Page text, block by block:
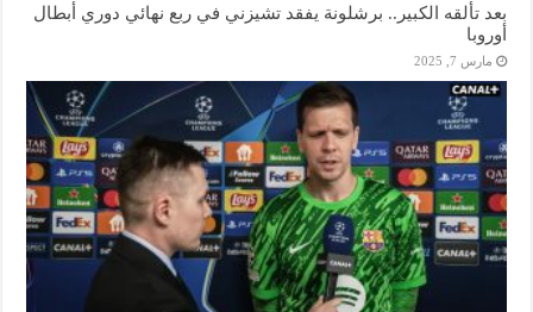
بعد تألقه الكبير.. برشلونة يفقد تشيزني في ربع نهائي دوري أبطال
أوروبا
مارس 7, 2025